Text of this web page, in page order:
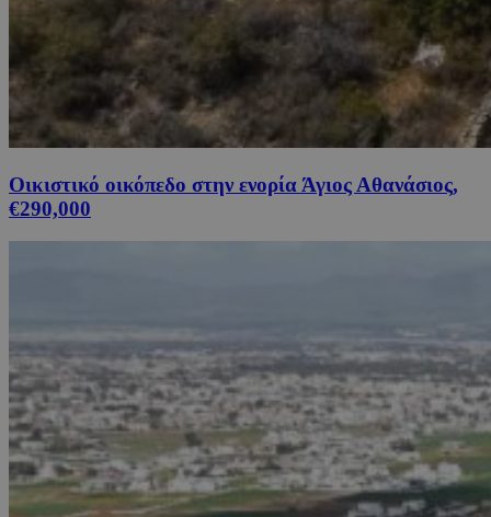
Οικιστικό οικόπεδο στην ενορία Άγιος Αθανάσιος,
€290,000